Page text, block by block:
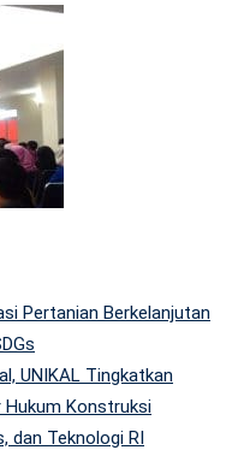
Pertanian Berkelanjutan
UNIKAL Tingkatkan
Hukum Konstruksi
dan Teknologi RI